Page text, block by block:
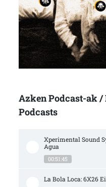
Azken Podcast-ak
Podcasts
Xperimental Sound
Agua
00:51:45
La Bola Loca: 6X26